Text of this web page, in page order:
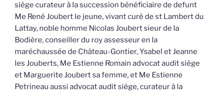
siège curateur à la succession bénéficiaire de defunt
Me René Joubert le jeune, vivant curé de st Lambert du
Lattay, noble homme Nicolas Joubert sieur de la
Bodière, conseiller du roy assesseur en la
maréchaussée de Château-Gontier, Ysabel et Jeanne
les Jouberts, Me Estienne Romain advocat audit siège
et Marguerite Joubert sa femme, et Me Estienne
Petrineau aussi advocat audit siège, curateur à la